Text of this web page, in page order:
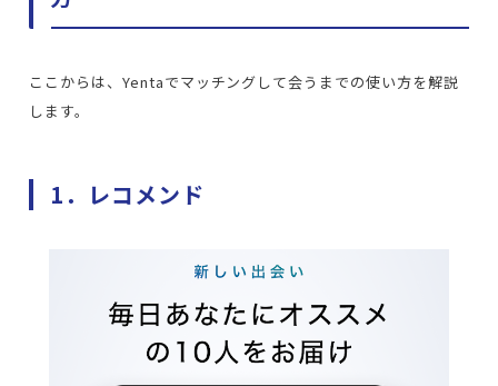
ここからは、Yentaでマッチングして会うまでの使い方を解説
します。
1．レコメンド